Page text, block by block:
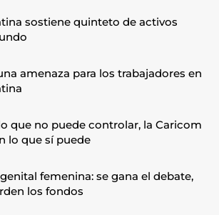
sostiene quinteto de activos
amenaza para los trabajadores en
que no puede controlar, la Caricom
lo que sí puede
femenina: se gana el debate,
los fondos